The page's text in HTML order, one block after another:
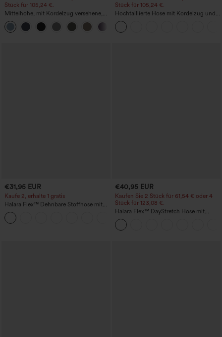
Stück für 105,24 €.
Mittelhohe, mit Kordelzug versehene,
schnelltrocknende Golfhose mit schmal
zulaufendem Schnitt, abgerundetem
Saum und Taschen – UPF 40+
Stück für 105,24 €.
Hochtaillierte Hose mit Kordelzug und
Taschen, weitem Bein, lässig und locker
in Leinenoptik
€31,95 EUR
Kaufe 2, erhalte 1 gratis
Halara Flex™ Dehnbare Stoffhose mit
hohem Bund und Seitentasche hinten
€40,95 EUR
Kaufen Sie 2 Stück für 61,54 € oder 4
Stück für 123,08 €.
Halara Flex™ DayStretch Hose mit
mittlerer Bundhöhe, seitlicher
Reißverschlusstasche und
Work‑Flare‑Schnitt